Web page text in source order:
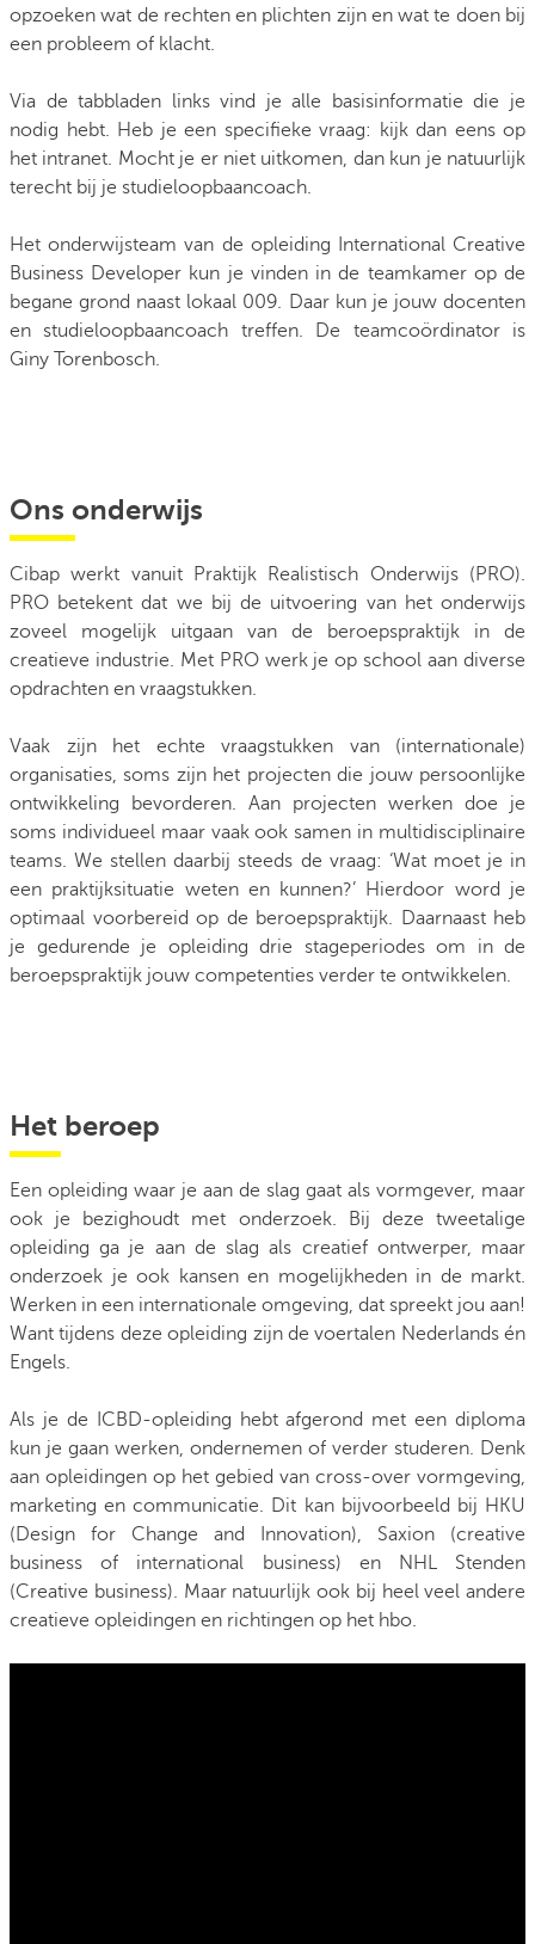
opzoeken wat de rechten en plichten zijn en wat te doen bij
een probleem of klacht.
Via de tabbladen links vind je alle basisinformatie die je
nodig hebt. Heb je een specifieke vraag: kijk dan eens op
het intranet. Mocht je er niet uitkomen, dan kun je natuurlijk
terecht bij je studieloopbaancoach.
Het onderwijsteam van de opleiding International Creative
Business Developer kun je vinden in de teamkamer op de
begane grond naast lokaal 009. Daar kun je jouw docenten
en studieloopbaancoach treffen. De teamcoördinator is
Giny Torenbosch.
Ons onderwijs
Cibap werkt vanuit Praktijk Realistisch Onderwijs (PRO).
PRO betekent dat we bij de uitvoering van het onderwijs
zoveel mogelijk uitgaan van de beroepspraktijk in de
creatieve industrie. Met PRO werk je op school aan diverse
opdrachten en vraagstukken.
Vaak zijn het echte vraagstukken van (internationale)
organisaties, soms zijn het projecten die jouw persoonlijke
ontwikkeling bevorderen. Aan projecten werken doe je
soms individueel maar vaak ook samen in multidisciplinaire
teams. We stellen daarbij steeds de vraag: ‘Wat moet je in
een praktijksituatie weten en kunnen?’ Hierdoor word je
optimaal voorbereid op de beroepspraktijk. Daarnaast heb
je gedurende je opleiding drie stageperiodes om in de
beroepspraktijk jouw competenties verder te ontwikkelen.
Het beroep
Een opleiding waar je aan de slag gaat als vormgever, maar
ook je bezighoudt met onderzoek. Bij deze tweetalige
opleiding ga je aan de slag als creatief ontwerper, maar
onderzoek je ook kansen en mogelijkheden in de markt.
Werken in een internationale omgeving, dat spreekt jou aan!
Want tijdens deze opleiding zijn de voertalen Nederlands én
Engels.
Als je de ICBD-opleiding hebt afgerond met een diploma
kun je gaan werken, ondernemen of verder studeren. Denk
aan opleidingen op het gebied van cross-over vormgeving,
marketing en communicatie. Dit kan bijvoorbeeld bij HKU
(Design for Change and Innovation), Saxion (creative
business of international business) en NHL Stenden
(Creative business). Maar natuurlijk ook bij heel veel andere
creatieve opleidingen en richtingen op het hbo.